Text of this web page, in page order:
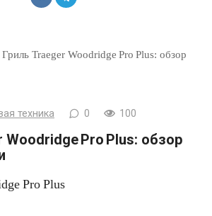
Гриль Traeger Woodridge Pro Plus: обзор
техника 0 100
Woodridge Pro Plus: обзор